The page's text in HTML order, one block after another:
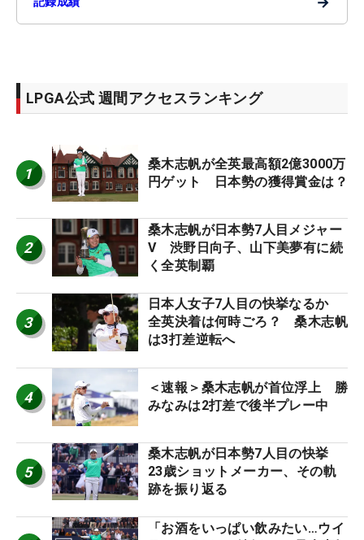
LPGA公式 週間アクセスランキング
1
桑木志帆が全英最高額2億3000万
円ゲット 日本勢の獲得賞金は？
2
桑木志帆が日本勢7人目メジャー
V 渋野日向子、山下美夢有に続
く全英制覇
3
日本人女子7人目の快挙なるか
全英決着は何時ごろ？ 桑木志帆
は3打差逆転へ
4
＜速報＞桑木志帆が首位浮上 勝
みなみは2打差で後半プレー中
5
桑木志帆が日本勢7人目の快挙
23歳ショットメーカー、その軌
跡を振り返る
「お酒をいっぱい飲みたい…ウイ